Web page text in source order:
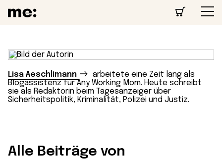
Lisa Aeschlimann
arbeitete eine Zeit lang als
Blogassistenz für Any Working Mom. Heute schreibt
sie als Redaktorin beim Tagesanzeiger über
Sicherheitspolitik, Kriminalität, Polizei und Justiz.
Alle Beiträge von